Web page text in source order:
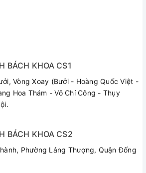
BÁCH KHOA CS1
Vòng Xoay (Bưởi - Hoàng Quốc Việt -
Hoa Thám - Võ Chí Công - Thụy
BÁCH KHOA CS2
Phường Láng Thượng, Quận Đống